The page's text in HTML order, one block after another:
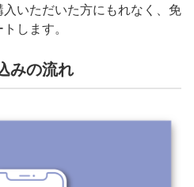
いただいた方にもれなく、免
します。
みの流れ